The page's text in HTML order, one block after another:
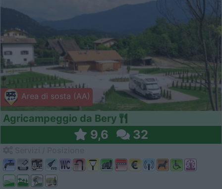
Area di sosta (AA)
Agricampeggio da Bery
9,6 32